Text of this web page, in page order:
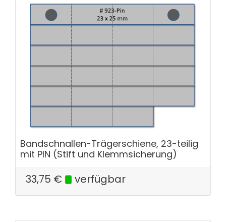
Bandschnallen-Trägerschiene, 23-teilig
mit PIN (Stift und Klemmsicherung)
33,75 € verfügbar